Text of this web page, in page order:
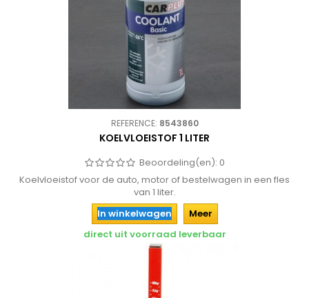
REFERENCE: 8543860
KOELVLOEISTOF 1 LITER
Beoordeling(en): 0
Koelvloeistof voor de auto, motor of bestelwagen in een fles
van 1 liter.
In winkelwagen
Meer
direct uit voorraad leverbaar